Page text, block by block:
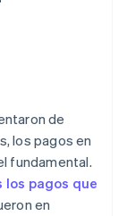
de
los pagos en
fundamental.
los pagos que
en